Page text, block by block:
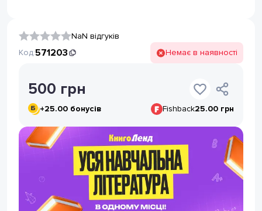
NaN відгуків
Код:571203 Немає в наявності
500 грн
+25.00 бонусів Fishback25.00 грн